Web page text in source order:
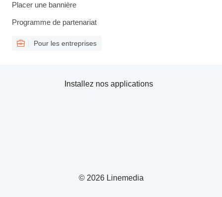
Placer une bannière
Programme de partenariat
Pour les entreprises
© 2026 Linemedia
Installez nos applications